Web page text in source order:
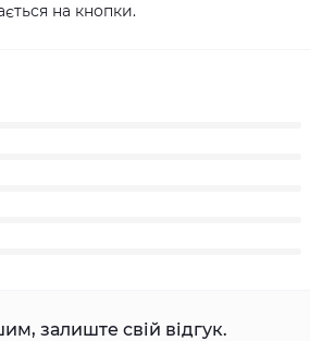
на кнопки.
залиште свій відгук.